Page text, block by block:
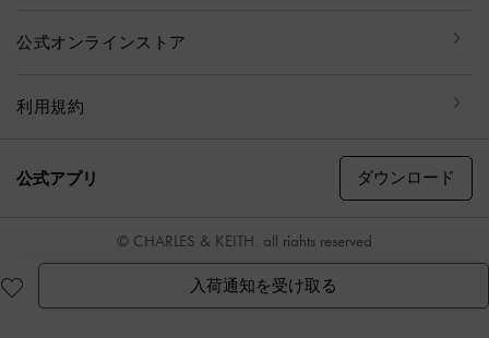
入荷通知を受け取る
公式オンラインストア
利用規約
公式アプリ ダウンロード
© CHARLES & KEITH, all rights reserved